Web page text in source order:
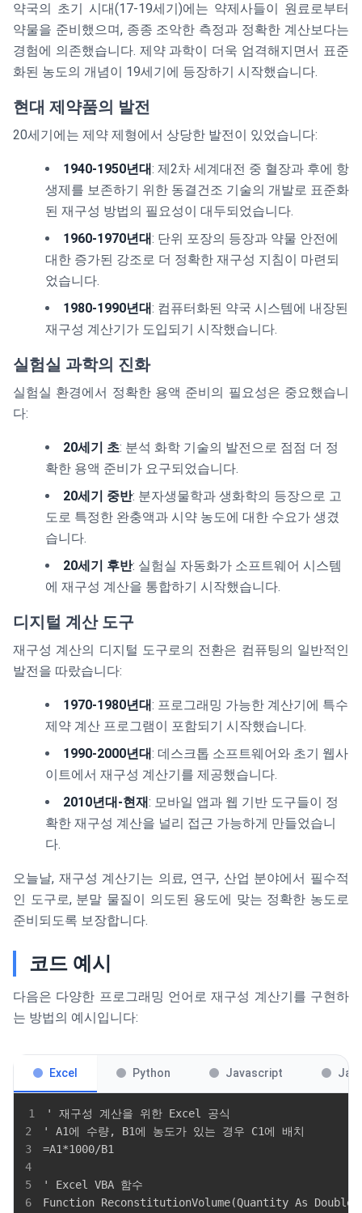
약국의 초기 시대(17-19세기)에는 약제사들이 원료로부터
약물을 준비했으며, 종종 조악한 측정과 정확한 계산보다는
경험에 의존했습니다. 제약 과학이 더욱 엄격해지면서 표준
화된 농도의 개념이 19세기에 등장하기 시작했습니다.
현대 제약품의 발전
20세기에는 제약 제형에서 상당한 발전이 있었습니다:
1940-1950년대: 제2차 세계대전 중 혈장과 후에 항
생제를 보존하기 위한 동결건조 기술의 개발로 표준화
된 재구성 방법의 필요성이 대두되었습니다.
1960-1970년대: 단위 포장의 등장과 약물 안전에
대한 증가된 강조로 더 정확한 재구성 지침이 마련되
었습니다.
1980-1990년대: 컴퓨터화된 약국 시스템에 내장된
재구성 계산기가 도입되기 시작했습니다.
실험실 과학의 진화
실험실 환경에서 정확한 용액 준비의 필요성은 중요했습니
다:
20세기 초: 분석 화학 기술의 발전으로 점점 더 정
확한 용액 준비가 요구되었습니다.
20세기 중반: 분자생물학과 생화학의 등장으로 고
도로 특정한 완충액과 시약 농도에 대한 수요가 생겼
습니다.
20세기 후반: 실험실 자동화가 소프트웨어 시스템
에 재구성 계산을 통합하기 시작했습니다.
디지털 계산 도구
재구성 계산의 디지털 도구로의 전환은 컴퓨팅의 일반적인
발전을 따랐습니다:
1970-1980년대: 프로그래밍 가능한 계산기에 특수
제약 계산 프로그램이 포함되기 시작했습니다.
1990-2000년대: 데스크톱 소프트웨어와 초기 웹사
이트에서 재구성 계산기를 제공했습니다.
2010년대-현재: 모바일 앱과 웹 기반 도구들이 정
확한 재구성 계산을 널리 접근 가능하게 만들었습니
다.
오늘날, 재구성 계산기는 의료, 연구, 산업 분야에서 필수적
인 도구로, 분말 물질이 의도된 용도에 맞는 정확한 농도로
준비되도록 보장합니다.
코드 예시
다음은 다양한 프로그래밍 언어로 재구성 계산기를 구현하
는 방법의 예시입니다:
Excel Python Javascript
1
2
3
4
5
6